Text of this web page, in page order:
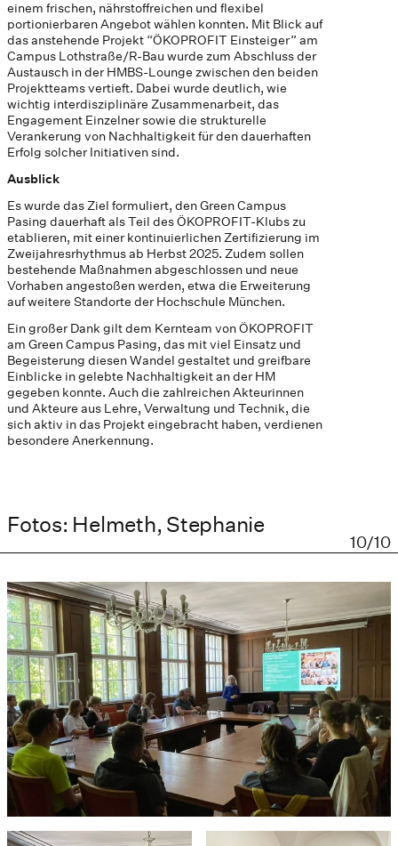
einem frischen, nährstoffreichen und flexibel
portionierbaren Angebot wählen konnten. Mit Blick auf
das anstehende Projekt “ÖKOPROFIT Einsteiger” am
Campus Lothstraße/R-Bau wurde zum Abschluss der
Austausch in der HMBS-Lounge zwischen den beiden
Projektteams vertieft. Dabei wurde deutlich, wie
wichtig interdisziplinäre Zusammenarbeit, das
Engagement Einzelner sowie die strukturelle
Verankerung von Nachhaltigkeit für den dauerhaften
Erfolg solcher Initiativen sind.
Ausblick
Es wurde das Ziel formuliert, den Green Campus
Pasing dauerhaft als Teil des ÖKOPROFIT-Klubs zu
etablieren, mit einer kontinuierlichen Zertifizierung im
Zweijahresrhythmus ab Herbst 2025. Zudem sollen
bestehende Maßnahmen abgeschlossen und neue
Vorhaben angestoßen werden, etwa die Erweiterung
auf weitere Standorte der Hochschule München.
Ein großer Dank gilt dem Kernteam von ÖKOPROFIT
am Green Campus Pasing, das mit viel Einsatz und
Begeisterung diesen Wandel gestaltet und greifbare
Einblicke in gelebte Nachhaltigkeit an der HM
gegeben konnte. Auch die zahlreichen Akteurinnen
und Akteure aus Lehre, Verwaltung und Technik, die
sich aktiv in das Projekt eingebracht haben, verdienen
besondere Anerkennung.
Fotos: Helmeth, Stephanie
10/10